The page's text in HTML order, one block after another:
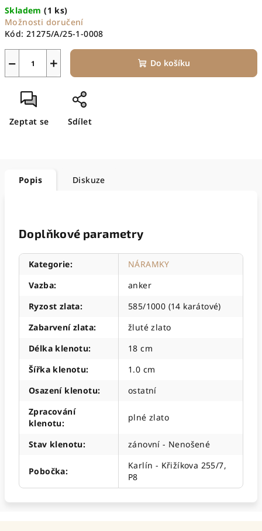
cena:
Skladem(1 ks)
Možnosti doručení
Kód: 21275/A/25-1-0008
+
− Do košíku
Zeptat se Sdílet
Popis Diskuze
Doplňkové parametry
Kategorie:
NÁRAMKY
Vazba:
anker
Ryzost zlata:
585/1000 (14 karátové)
Zabarvení zlata:
žluté zlato
Délka klenotu:
18 cm
Šířka klenotu:
1.0 cm
Osazení klenotu:
ostatní
Zpracování
klenotu:
plné zlato
Stav klenotu: zánovní - Nenošené
Pobočka:
Karlín - Křižíkova 255/7,
P8